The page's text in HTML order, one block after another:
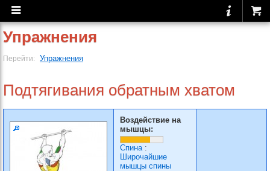
Упражнения
Перейти: Упражнения
Подтягивания обратным хватом
Воздействие на
мышцы:
Спина:
Широчайшие
мышцы спины